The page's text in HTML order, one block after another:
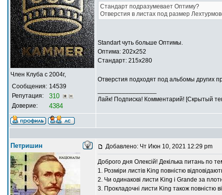
Член Клуба с 2004г,
Сообщения: 14539
Репутация:
310
Доверие: 4384
Стандарт подразумевает Оптиму?
Отверстия в листах под размер
Standart чуть больше Оптимы.
Оптима: 202х252
Стандарт: 215х280
Отверстия подходят под альбомы других
Лайк! Подписка! Комментарий! [Скрытый
Петришин Добавлено: Чт Июн 10, 2021 12:29 pm
Доброго дня Олексій! Декілька питань по
1. Розміри листів King повністю
2. Чи одинакові листи King і Grande за
3. Прокладочні листи King також повністю